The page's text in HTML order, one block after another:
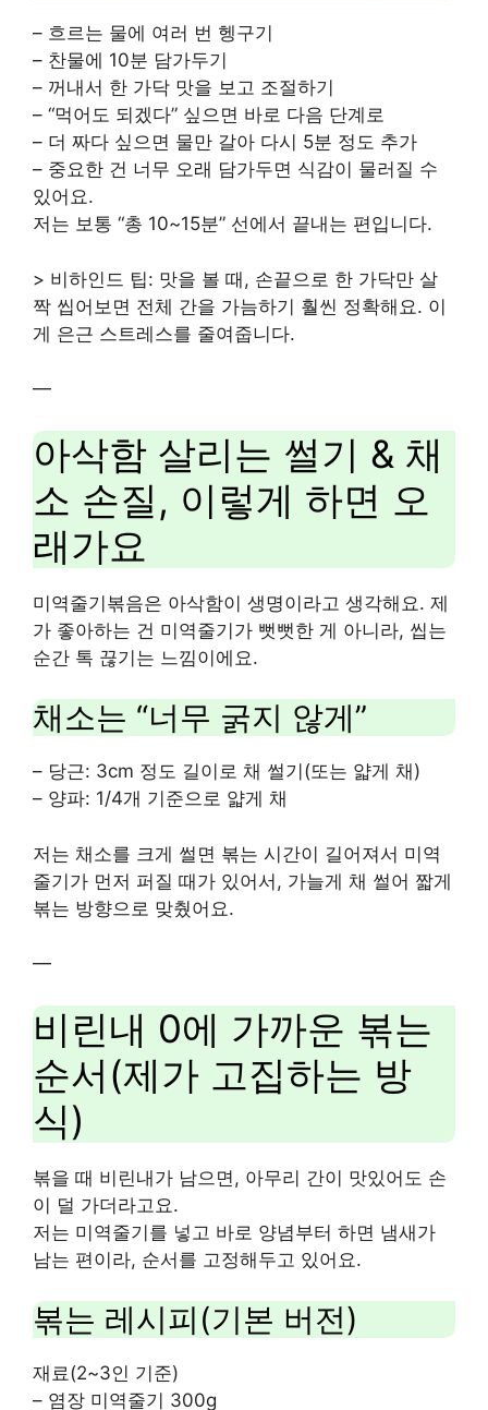
– 흐르는 물에 여러 번 헹구기
– 찬물에 10분 담가두기
– 꺼내서 한 가닥 맛을 보고 조절하기
– “먹어도 되겠다” 싶으면 바로 다음 단계로
– 더 짜다 싶으면 물만 갈아 다시 5분 정도 추가
– 중요한 건 너무 오래 담가두면 식감이 물러질 수
있어요.
저는 보통 “총 10~15분” 선에서 끝내는 편입니다.
> 비하인드 팁: 맛을 볼 때, 손끝으로 한 가닥만 살
짝 씹어보면 전체 간을 가늠하기 훨씬 정확해요. 이
게 은근 스트레스를 줄여줍니다.
—
아삭함 살리는 썰기 & 채
소 손질, 이렇게 하면 오
래가요
미역줄기볶음은 아삭함이 생명이라고 생각해요. 제
가 좋아하는 건 미역줄기가 뻣뻣한 게 아니라, 씹는
순간 톡 끊기는 느낌이에요.
채소는 “너무 굵지 않게”
– 당근: 3cm 정도 길이로 채 썰기(또는 얇게 채)
– 양파: 1/4개 기준으로 얇게 채
저는 채소를 크게 썰면 볶는 시간이 길어져서 미역
줄기가 먼저 퍼질 때가 있어서, 가늘게 채 썰어 짧게
볶는 방향으로 맞췄어요.
—
비린내 0에 가까운 볶는
순서(제가 고집하는 방
식)
볶을 때 비린내가 남으면, 아무리 간이 맛있어도 손
이 덜 가더라고요.
저는 미역줄기를 넣고 바로 양념부터 하면 냄새가
남는 편이라, 순서를 고정해두고 있어요.
볶는 레시피(기본 버전)
재료(2~3인 기준)
– 염장 미역줄기 300g